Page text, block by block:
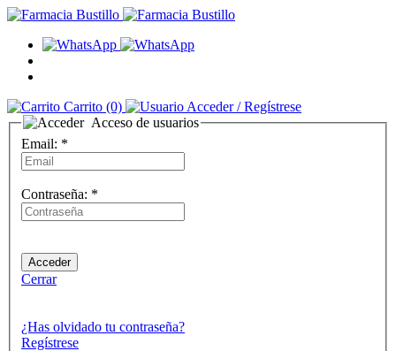
Carrito (0) Acceder / Regístrese
Acceso de usuarios
Email: *
Contraseña: *
Cerrar
¿Has olvidado tu contraseña?
Regístrese